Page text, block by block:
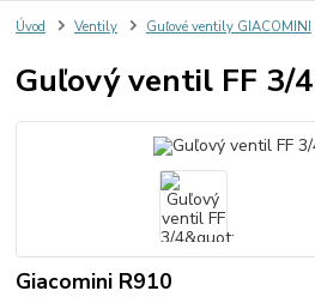
Úvod Ventily Guľové ventily GIACOMINI
Guľový ventil FF 3/
Giacomini R910